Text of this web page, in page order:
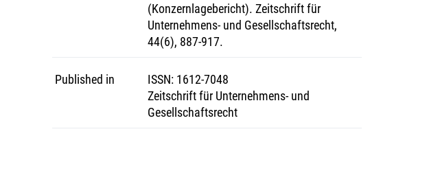
(Konzernlagebericht). Zeitschrift für
Unternehmens- und Gesellschaftsrecht,
44(6), 887-917.
Published in ISSN: 1612-7048
Zeitschrift für Unternehmens- und
Gesellschaftsrecht